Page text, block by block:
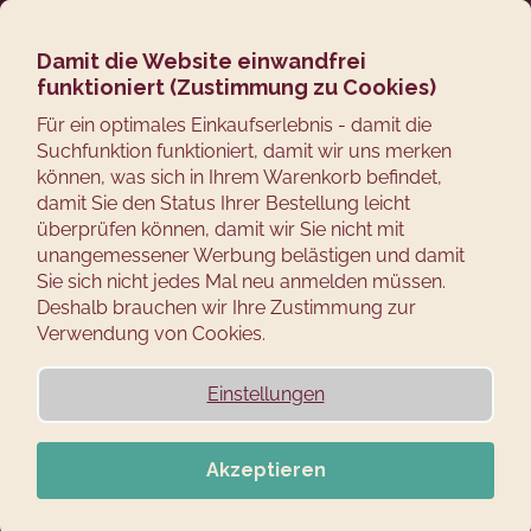
Damit die Website einwandfrei
funktioniert (Zustimmung zu Cookies)
Für ein optimales Einkaufserlebnis - damit die
Suchfunktion funktioniert, damit wir uns merken
können, was sich in Ihrem Warenkorb befindet,
damit Sie den Status Ihrer Bestellung leicht
überprüfen können, damit wir Sie nicht mit
unangemessener Werbung belästigen und damit
Sie sich nicht jedes Mal neu anmelden müssen.
Deshalb brauchen wir Ihre Zustimmung zur
Verwendung von Cookies.
Einstellungen
Akzeptieren
Zum
springenZurück
zum
W
a
u
c
h
e
n
S
?